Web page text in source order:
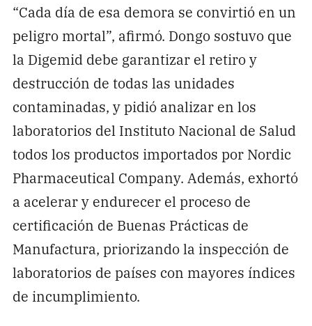
“Cada día de esa demora se convirtió en un
peligro mortal”, afirmó. Dongo sostuvo que
la Digemid debe garantizar el retiro y
destrucción de todas las unidades
contaminadas, y pidió analizar en los
laboratorios del Instituto Nacional de Salud
todos los productos importados por Nordic
Pharmaceutical Company. Además, exhortó
a acelerar y endurecer el proceso de
certificación de Buenas Prácticas de
Manufactura, priorizando la inspección de
laboratorios de países con mayores índices
de incumplimiento.